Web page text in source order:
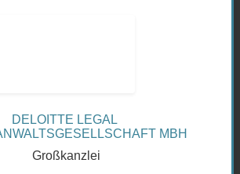
DELOITTE LEGAL
MBH
Großkanzlei